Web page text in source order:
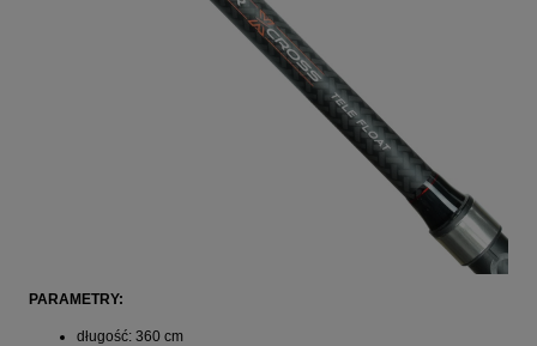
PARAMETRY:
długość: 360 cm